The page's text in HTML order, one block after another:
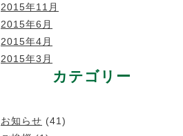
2015年11月
2015年6月
2015年4月
2015年3月
カテゴリー
お知らせ (41)